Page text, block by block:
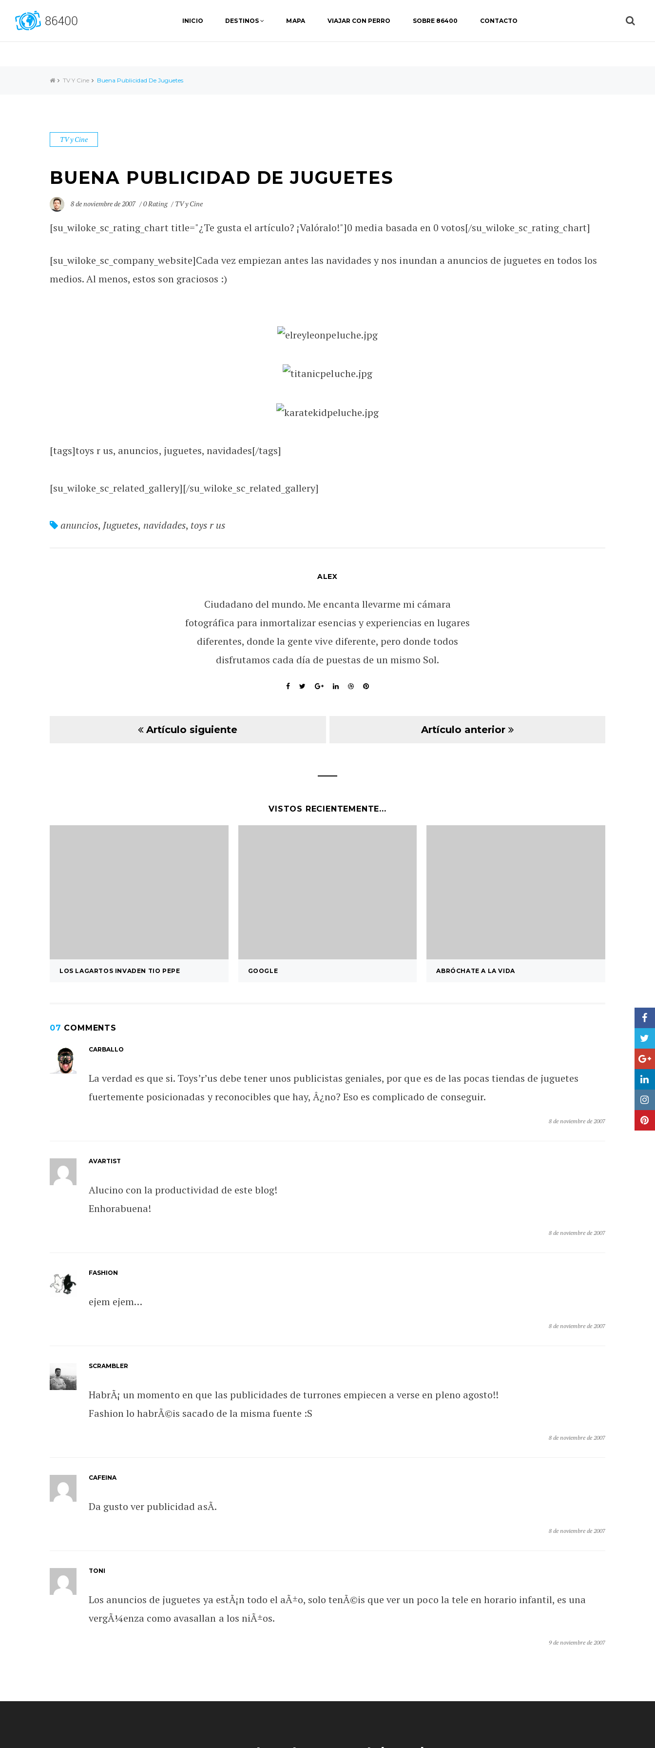
INICIO DESTINOS MAPA VIAJAR CON PERRO SOBRE 86400 CONTACTO
TV Y Cine Buena Publicidad De Juguetes
TV y Cine
BUENA PUBLICIDAD DE JUGUETES
8 de noviembre de 2007 0 Rating TV y Cine
[su_wiloke_sc_rating_chart title="¿Te gusta el artículo? ¡Valóralo!"]0media basada en 0 votos[/su_wiloke_sc_rating_chart]
[su_wiloke_sc_company_website]Cada vez empiezan antes las navidades y nos inundan a anuncios de juguetes en todos los
medios. Al menos, estos son graciosos :)
[tags]toys r us, anuncios, juguetes, navidades[/tags]
[su_wiloke_sc_related_gallery][/su_wiloke_sc_related_gallery]
anuncios, Juguetes, navidades, toys r us
ALEX
Ciudadano del mundo. Me encanta llevarme mi cámara
fotográfica para inmortalizar esencias y experiencias en lugares
diferentes, donde la gente vive diferente, pero donde todos
disfrutamos cada día de puestas de un mismo Sol.
Artículo siguiente Artículo anterior
VISTOS RECIENTEMENTE...
LOS LAGARTOS INVADEN TIO PEPE GOOGLE ABRÓCHATE A LA VIDA
07 COMMENTS
CARBALLO
La verdad es que si. Toys’r’us debe tener unos publicistas geniales, por que es de las pocas tiendas de juguetes
fuertemente posicionadas y reconocibles que hay, Â¿no? Eso es complicado de conseguir.
8 de noviembre de 2007
AVARTIST
Alucino con la productividad de este blog!
Enhorabuena!
8 de noviembre de 2007
FASHION
ejem ejem…
8 de noviembre de 2007
SCRAMBLER
HabrÃ¡ un momento en que las publicidades de turrones empiecen a verse en pleno agosto!!
Fashion lo habrÃ©is sacado de la misma fuente :S
8 de noviembre de 2007
CAFEINA
Da gusto ver publicidad asÃ­.
8 de noviembre de 2007
TONI
Los anuncios de juguetes ya estÃ¡n todo el aÃ±o, solo tenÃ©is que ver un poco la tele en horario infantil, es una
vergÃ¼enza como avasallan a los niÃ±os.
9 de noviembre de 2007